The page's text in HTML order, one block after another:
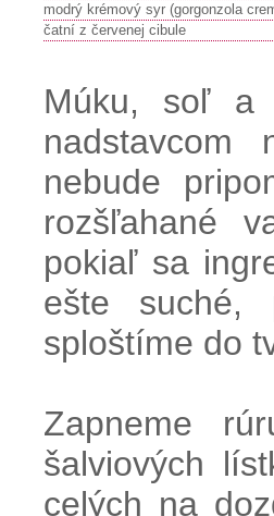
modrý krémový syr (gorgonzola
čatní z červenej cibule
Múku, soľ a
nadstavcom
nebude
rozšľahané
pokiaľ sa
ešte suché,
sploštíme do
Zapneme
šalviových
celých na